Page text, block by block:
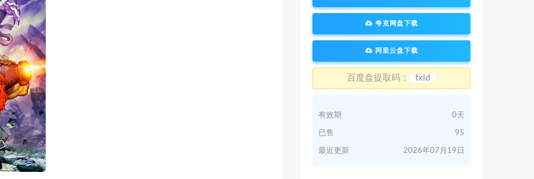
夸克网盘下载
阿里云盘下载
百度盘提取码： fxld
有效期 0天
已售 95
最近更新 2026年07月19日